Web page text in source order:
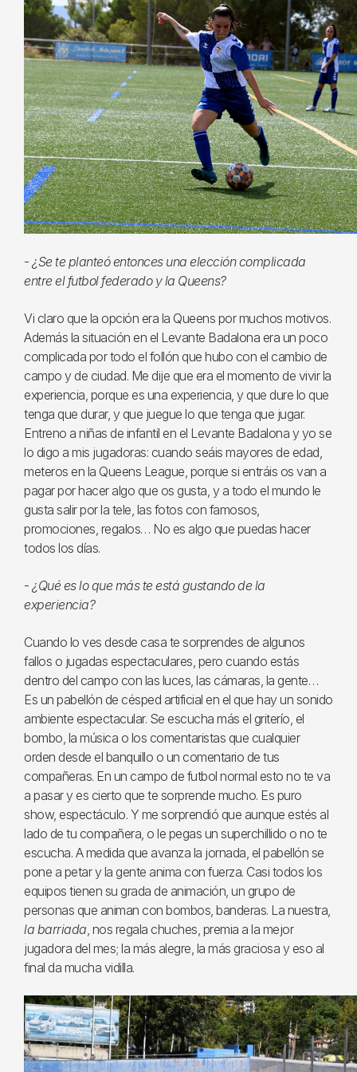
- ¿Se te planteó entonces una elección complicada
entre el futbol federado y la Queens?
Vi claro que la opción era la Queens por muchos motivos.
Además la situación en el Levante Badalona era un poco
complicada por todo el follón que hubo con el cambio de
campo y de ciudad. Me dije que era el momento de vivir la
experiencia, porque es una experiencia, y que dure lo que
tenga que durar, y que juegue lo que tenga que jugar.
Entreno a niñas de infantil en el Levante Badalona y yo se
lo digo a mis jugadoras: cuando seáis mayores de edad,
meteros en la Queens League, porque si entráis os van a
pagar por hacer algo que os gusta, y a todo el mundo le
gusta salir por la tele, las fotos con famosos,
promociones, regalos… No es algo que puedas hacer
todos los días.
- ¿Qué es lo que más te está gustando de la
experiencia?
Cuando lo ves desde casa te sorprendes de algunos
fallos o jugadas espectaculares, pero cuando estás
dentro del campo con las luces, las cámaras, la gente…
Es un pabellón de césped artificial en el que hay un sonido
ambiente espectacular. Se escucha más el griterío, el
bombo, la música o los comentaristas que cualquier
orden desde el banquillo o un comentario de tus
compañeras. En un campo de futbol normal esto no te va
a pasar y es cierto que te sorprende mucho. Es puro
show, espectáculo. Y me sorprendió que aunque estés al
lado de tu compañera, o le pegas un superchillido o no te
escucha. A medida que avanza la jornada, el pabellón se
pone a petar y la gente anima con fuerza. Casi todos los
equipos tienen su grada de animación, un grupo de
personas que animan con bombos, banderas. La nuestra,
la barriada , nos regala chuches, premia a la mejor
jugadora del mes; la más alegre, la más graciosa y eso al
final da mucha vidilla.